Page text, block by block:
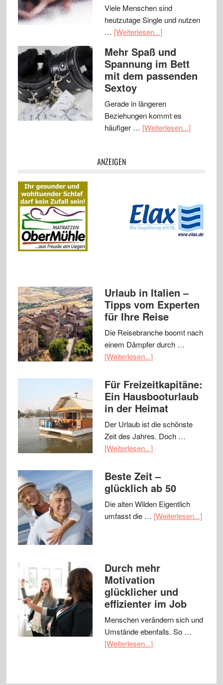
Viele Menschen sind
heutzutage Single und nutzen
… [Weiterlesen...]
Mehr Spaß und
Spannung im Bett
mit dem passenden
Sextoy
Gerade in längeren
Beziehungen kommt es
häufiger … [Weiterlesen...]
ANZEIGEN
Urlaub in Italien –
Tipps vom Experten
für Ihre Reise
Die Reisebranche boomt nach
einem Dämpfer durch …
[Weiterlesen...]
Für Freizeitkapitäne:
Ein Hausbooturlaub
in der Heimat
Der Urlaub ist die schönste
Zeit des Jahres. Doch …
[Weiterlesen...]
Beste Zeit –
glücklich ab 50
Die alten Wilden Eigentlich
umfasst die … [Weiterlesen...]
Durch mehr
Motivation
glücklicher und
effizienter im Job
Menschen verändern sich und
Umstände ebenfalls. So …
[Weiterlesen...]